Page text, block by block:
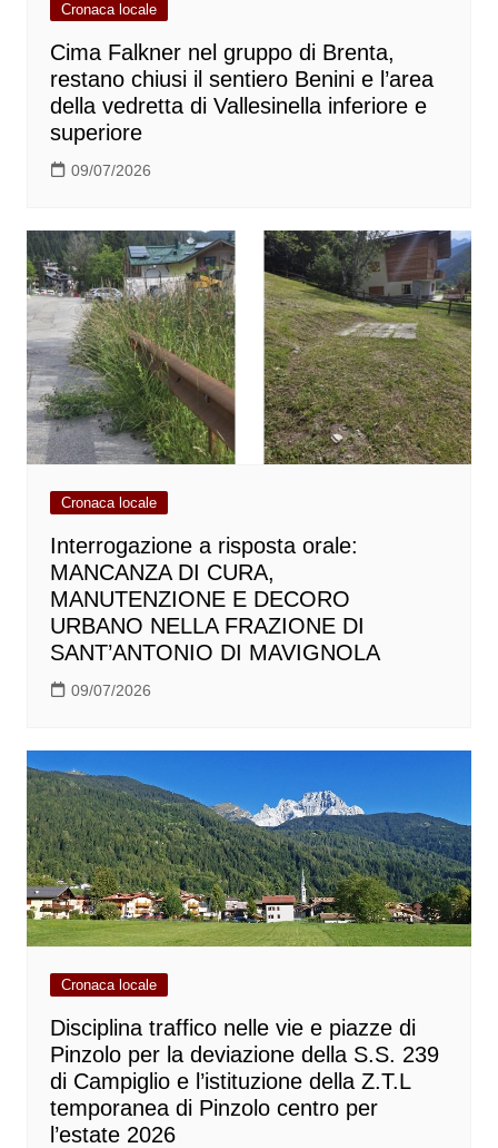
Cronaca locale
Cima Falkner nel gruppo di Brenta,
restano chiusi il sentiero Benini e l’area
della vedretta di Vallesinella inferiore e
superiore
09/07/2026
Cronaca locale
Interrogazione a risposta orale:
MANCANZA DI CURA,
MANUTENZIONE E DECORO
URBANO NELLA FRAZIONE DI
SANT’ANTONIO DI MAVIGNOLA
09/07/2026
Cronaca locale
Disciplina traffico nelle vie e piazze di
Pinzolo per la deviazione della S.S. 239
di Campiglio e l’istituzione della Z.T.L
temporanea di Pinzolo centro per
l’estate 2026